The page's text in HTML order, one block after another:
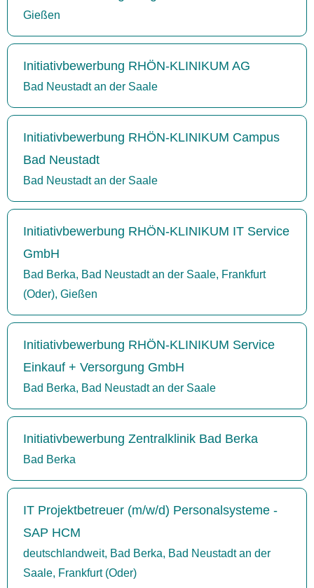
Gießen
Initiativbewerbung RHÖN-KLINIKUM AG
Bad Neustadt an der Saale
Initiativbewerbung RHÖN-KLINIKUM Campus
Bad Neustadt
Bad Neustadt an der Saale
Initiativbewerbung RHÖN-KLINIKUM IT Service
GmbH
Bad Berka, Bad Neustadt an der Saale, Frankfurt
(Oder), Gießen
Initiativbewerbung RHÖN-KLINIKUM Service
Einkauf + Versorgung GmbH
Bad Berka, Bad Neustadt an der Saale
Initiativbewerbung Zentralklinik Bad Berka
Bad Berka
IT Projektbetreuer (m/w/d) Personalsysteme -
SAP HCM
deutschlandweit, Bad Berka, Bad Neustadt an der
Saale, Frankfurt (Oder)